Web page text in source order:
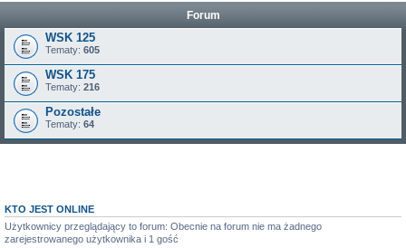
Forum
WSK 125
Tematy: 605
WSK 175
Tematy: 216
Pozostałe
Tematy: 64
KTO JEST ONLINE
Użytkownicy przeglądający to forum: Obecnie na forum nie ma żadnego
zarejestrowanego użytkownika i 1 gość